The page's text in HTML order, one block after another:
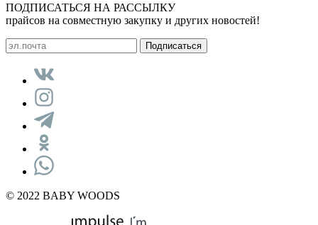
ПОДПИСАТЬСЯ НА РАССЫЛКУ
прайсов на совместную закупку и других новостей!
© 2022 BABY WOODS